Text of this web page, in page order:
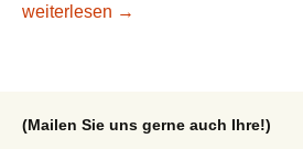
CD-Tipp: Driss El Maloumi
weiterlesen →
(Mailen Sie uns gerne auch Ihre!)